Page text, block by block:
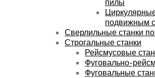
подвижным
Сверлильные станки
Строгальные станки
Рейсмусовые
Фуговально-
Фуговальные